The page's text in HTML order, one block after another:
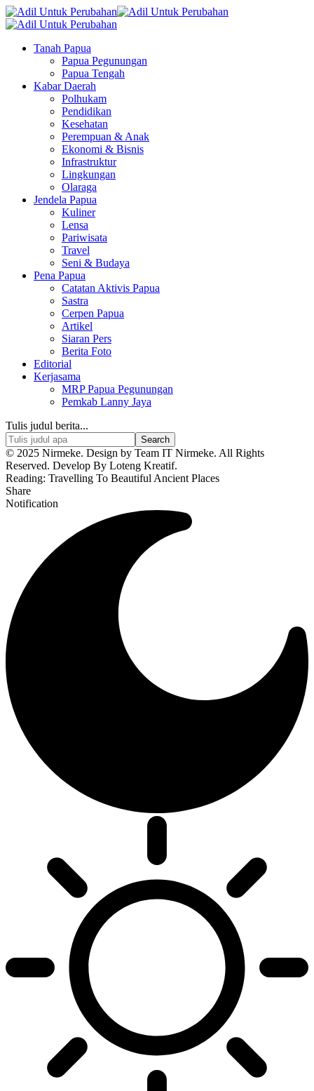
Tanah Papua
Papua Pegunungan
Papua Tengah
Kabar Daerah
Polhukam
Pendidikan
Kesehatan
Perempuan & Anak
Ekonomi & Bisnis
Infrastruktur
Lingkungan
Olaraga
Jendela Papua
Kuliner
Lensa
Pariwisata
Travel
Seni & Budaya
Pena Papua
Catatan Aktivis Papua
Sastra
Cerpen Papua
Artikel
Siaran Pers
Berita Foto
Editorial
Kerjasama
MRP Papua Pegunungan
Pemkab Lanny Jaya
Tulis judul berita...
© 2025 Nirmeke. Design by Team IT Nirmeke. All Rights
Reserved. Develop By Loteng Kreatif.
Reading: Travelling To Beautiful Ancient Places
Share
Notification